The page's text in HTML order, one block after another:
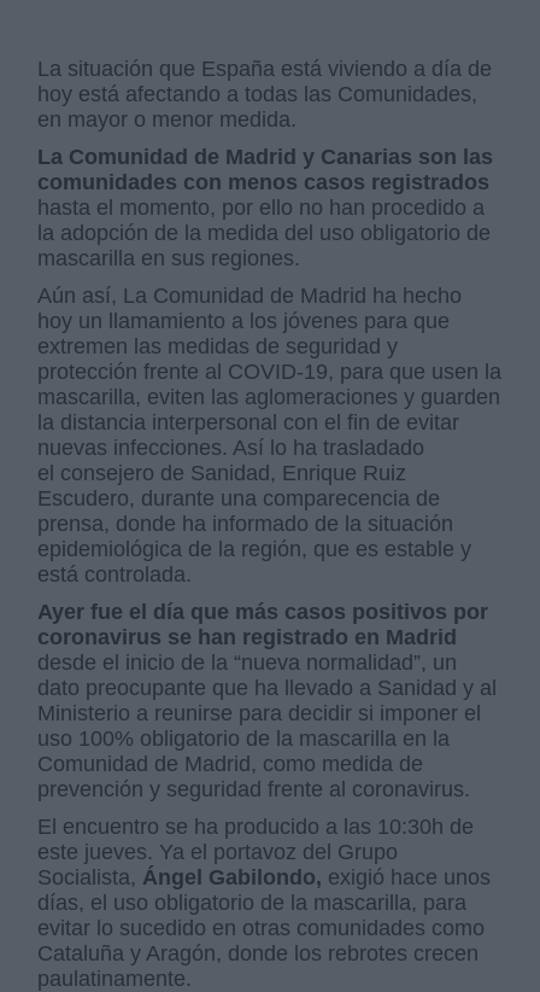
La situación que España está viviendo a día de
hoy está afectando a todas las Comunidades,
en mayor o menor medida.
La Comunidad de Madrid y Canarias son las
comunidades con menos casos registrados
hasta el momento, por ello no han procedido a
la adopción de la medida del uso obligatorio de
mascarilla en sus regiones.
Aún así, La Comunidad de Madrid ha hecho
hoy un llamamiento a los jóvenes para que
extremen las medidas de seguridad y
protección frente al COVID-19, para que usen la
mascarilla, eviten las aglomeraciones y guarden
la distancia interpersonal con el fin de evitar
nuevas infecciones. Así lo ha trasladado
el consejero de Sanidad, Enrique Ruiz
Escudero, durante una comparecencia de
prensa, donde ha informado de la situación
epidemiológica de la región, que es estable y
está controlada.
Ayer fue el día que más casos positivos por
coronavirus se han registrado en Madrid
desde el inicio de la “nueva normalidad”, un
dato preocupante que ha llevado a Sanidad y al
Ministerio a reunirse para decidir si imponer el
uso 100% obligatorio de la mascarilla en la
Comunidad de Madrid, como medida de
prevención y seguridad frente al coronavirus.
El encuentro se ha producido a las 10:30h de
este jueves. Ya el portavoz del Grupo
Socialista, Ángel Gabilondo, exigió hace unos
días, el uso obligatorio de la mascarilla, para
evitar lo sucedido en otras comunidades como
Cataluña y Aragón, donde los rebrotes crecen
paulatinamente.